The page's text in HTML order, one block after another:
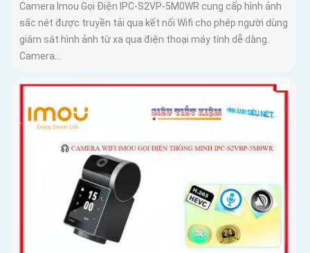
Camera Imou Gọi Điện IPC-S2VP-5M0WR cung cấp hình ảnh
sắc nét được truyền tải qua kết nối Wifi cho phép người dùng
giám sát hình ảnh từ xa qua điện thoại máy tính dễ dàng.
Camera...